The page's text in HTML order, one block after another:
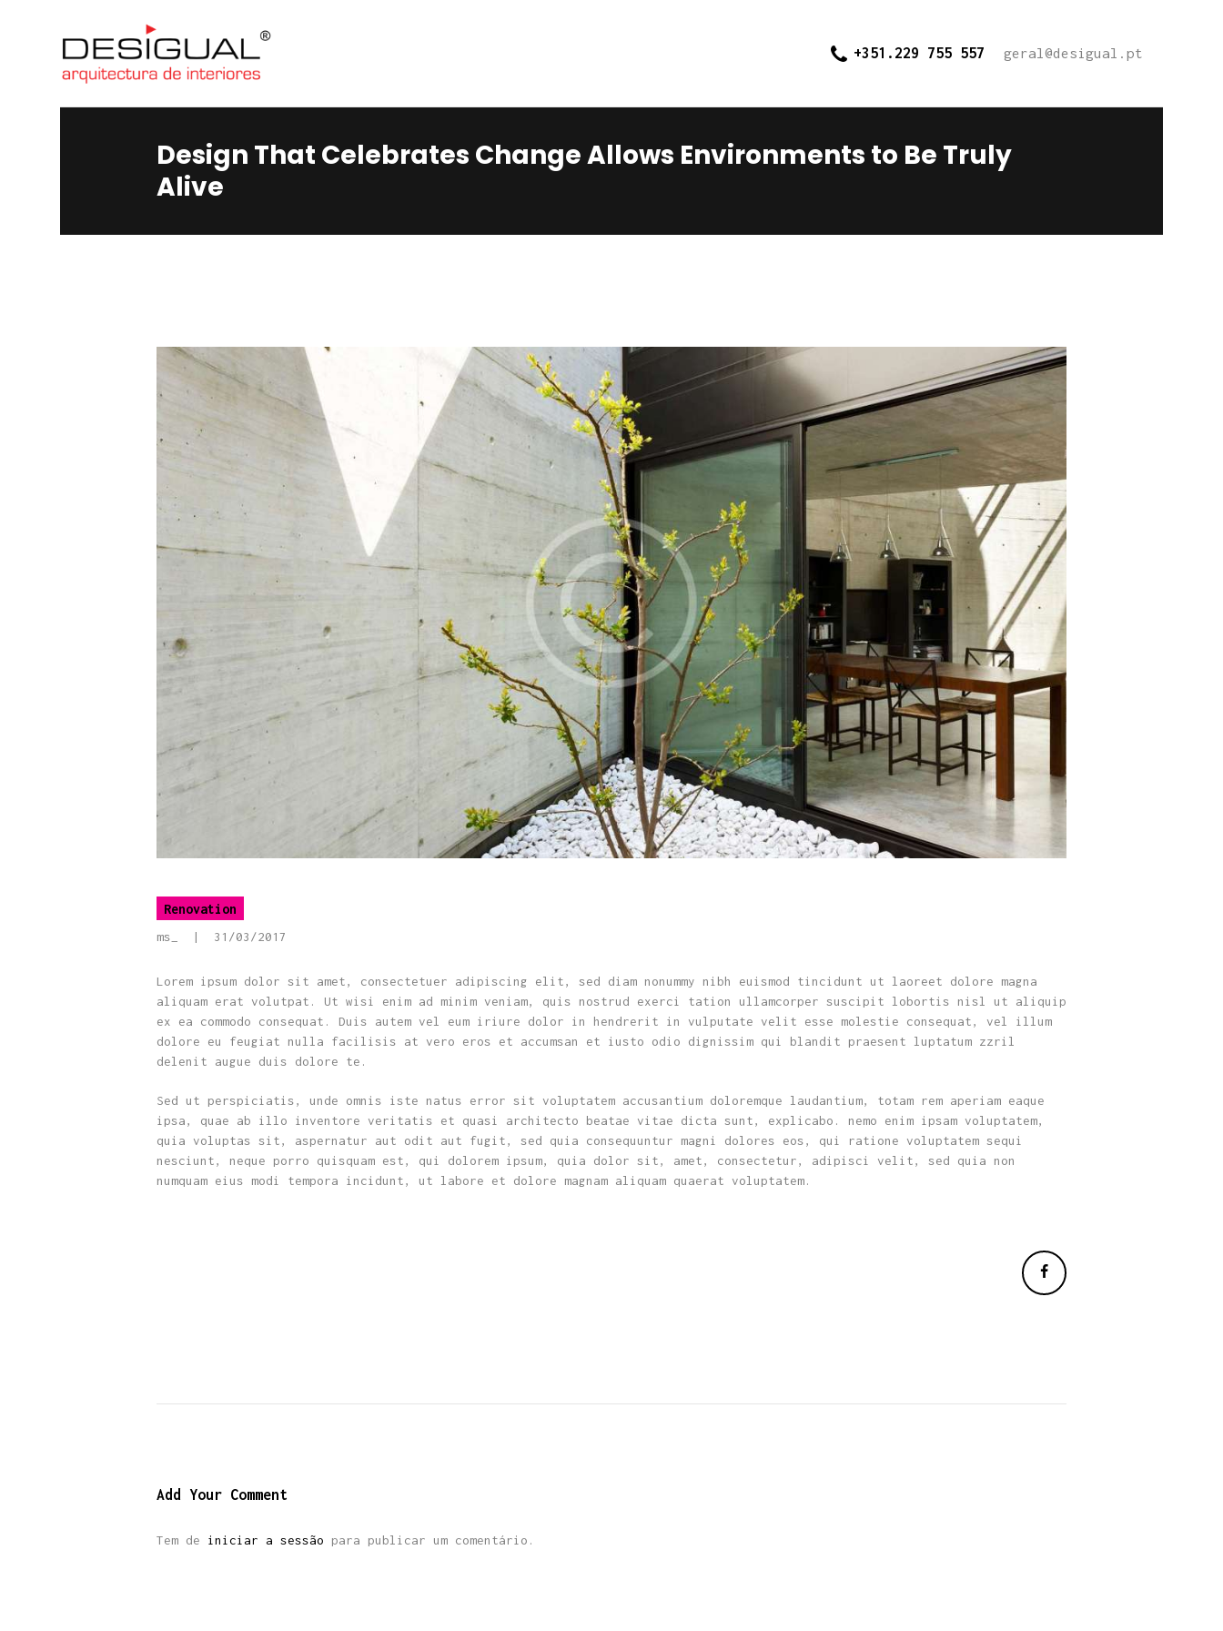
+351.229 755 557 geral@desigual.pt
Design That Celebrates Change Allows Environments to Be Truly
Alive
Contacts
Renovation
ms_ 31/03/2017
Lorem ipsum dolor sit amet, consectetuer adipiscing elit, sed diam nonummy nibh euismod tincidunt ut laoreet dolore magna
aliquam erat volutpat. Ut wisi enim ad minim veniam, quis nostrud exerci tation ullamcorper suscipit lobortis nisl ut aliquip
ex ea commodo consequat. Duis autem vel eum iriure dolor in hendrerit in vulputate velit esse molestie consequat, vel illum
dolore eu feugiat nulla facilisis at vero eros et accumsan et iusto odio dignissim qui blandit praesent luptatum zzril
delenit augue duis dolore te.
Sed ut perspiciatis, unde omnis iste natus error sit voluptatem accusantium doloremque laudantium, totam rem aperiam eaque
ipsa, quae ab illo inventore veritatis et quasi architecto beatae vitae dicta sunt, explicabo. nemo enim ipsam voluptatem,
quia voluptas sit, aspernatur aut odit aut fugit, sed quia consequuntur magni dolores eos, qui ratione voluptatem sequi
nesciunt, neque porro quisquam est, qui dolorem ipsum, quia dolor sit, amet, consectetur, adipisci velit, sed quia non
numquam eius modi tempora incidunt, ut labore et dolore magnam aliquam quaerat voluptatem.
Add Your Comment
Tem de iniciar a sessão para publicar um comentário.